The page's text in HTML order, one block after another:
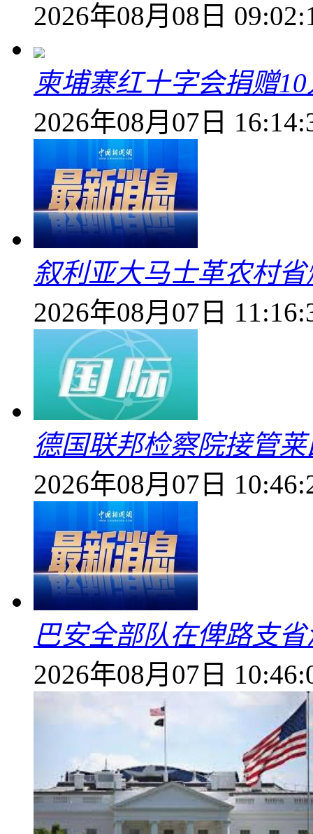
2026年08月08日
柬埔寨红十字会捐赠
2026年08月07日
叙利亚大马士革农村
2026年08月07日
德国联邦检察院接管
2026年08月07日
巴安全部队在俾路支
2026年08月07日